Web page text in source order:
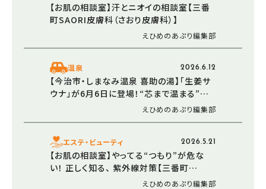
【お肌の相談室】汗とニオイの相談室【三番
町SAORI皮膚科（さおり皮膚科）】
えひめのあぷり編集部
温泉 2026.6.12
【今治市・しまなみ温泉 喜助の湯】「生姜サ
ウナ」が6月6日に登場！“芯まで温まる”新
えひめのあぷり編集部
エステ・ビューティ 2026.5.21
【お肌の相談室】やってる“つもり”が危な
い！ 正しく知る、 紫外線対策【三番町
SAORI皮膚科（さおり皮膚科）】えひめのあぷり編集部